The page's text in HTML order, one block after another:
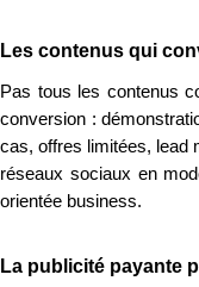
Les contenus qui
Pas tous les contenus
conversion :
cas, offres limitées, lead
réseaux sociaux en
orientée business.
La publicité payante